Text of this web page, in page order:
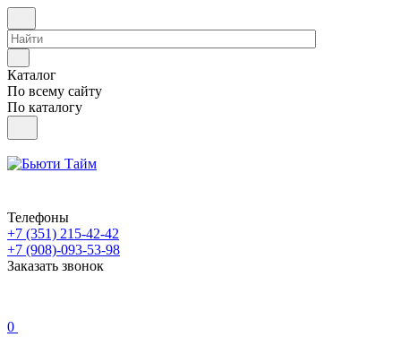
Каталог
По всему сайту
По каталогу
Телефоны
+7 (351) 215-42-42
+7 (908)-093-53-98
Заказать звонок
0